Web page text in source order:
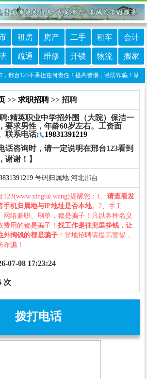
租房 房产 二手 租车 会计
疏通 维修 开锁 物流 搬家
台123不承担任何责任！提高警惕，谨防诈骗！做推
>> 求职招聘>> 招聘
:精英职业中学招外围（大院）保洁一
要求男性，年龄60岁左右。工资面
联系电话:
19831391219
话咨询时，请一定说明在邢台123看到
谢谢！】
号码归属地:河北邢台
123(www.xingtai.wang)提醒您：1、 请查看发
手机归属地与IP地址是否本地。2、手工
网络兼职、刷单，都是骗子！凡以各种名义
费用的都是骗子！ 找工作是往兜里挣钱，让
外掏钱的都是骗子 ！异地招聘请提高警惕，
诈骗！
07-08 17:23:24
次
拨打电话